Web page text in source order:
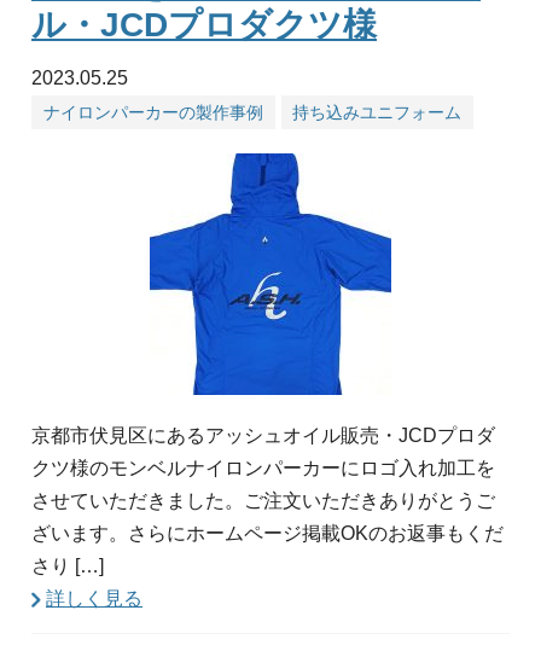
ル・JCDプロダクツ様
2023.05.25
ナイロンパーカーの製作事例 持ち込みユニフォーム
京都市伏見区にあるアッシュオイル販売・JCDプロダ
クツ様のモンベルナイロンパーカーにロゴ入れ加工を
させていただきました。ご注文いただきありがとうご
ざいます。さらにホームページ掲載OKのお返事もくだ
さり […]
詳しく見る